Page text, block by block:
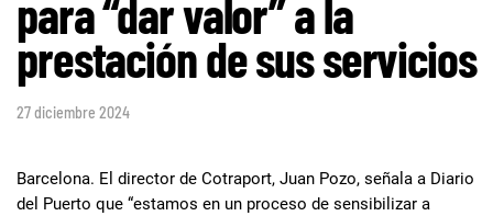
para “dar valor” a la
prestación de sus servicios
27 diciembre 2024
Barcelona. El director de Cotraport, Juan Pozo, señala a Diario
del Puerto que “estamos en un proceso de sensibilizar a